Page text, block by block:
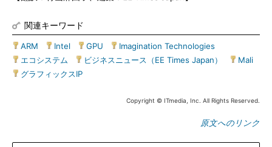
関連キーワード
ARM Intel GPU Imagination Technologies
エコシステム
ビジネスニュース（EE Times Japan） Mali
グラフィックスIP
Copyright © ITmedia, Inc. All Rights Reserved.
原文へのリンク